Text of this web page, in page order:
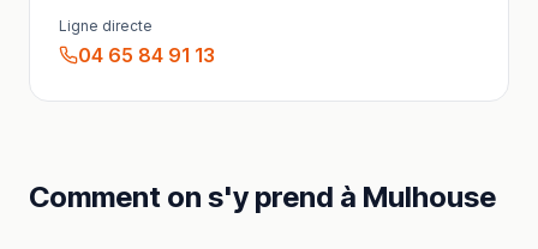
Ligne directe
04 65 84 91 13
Comment on s'y prend à Mulhouse